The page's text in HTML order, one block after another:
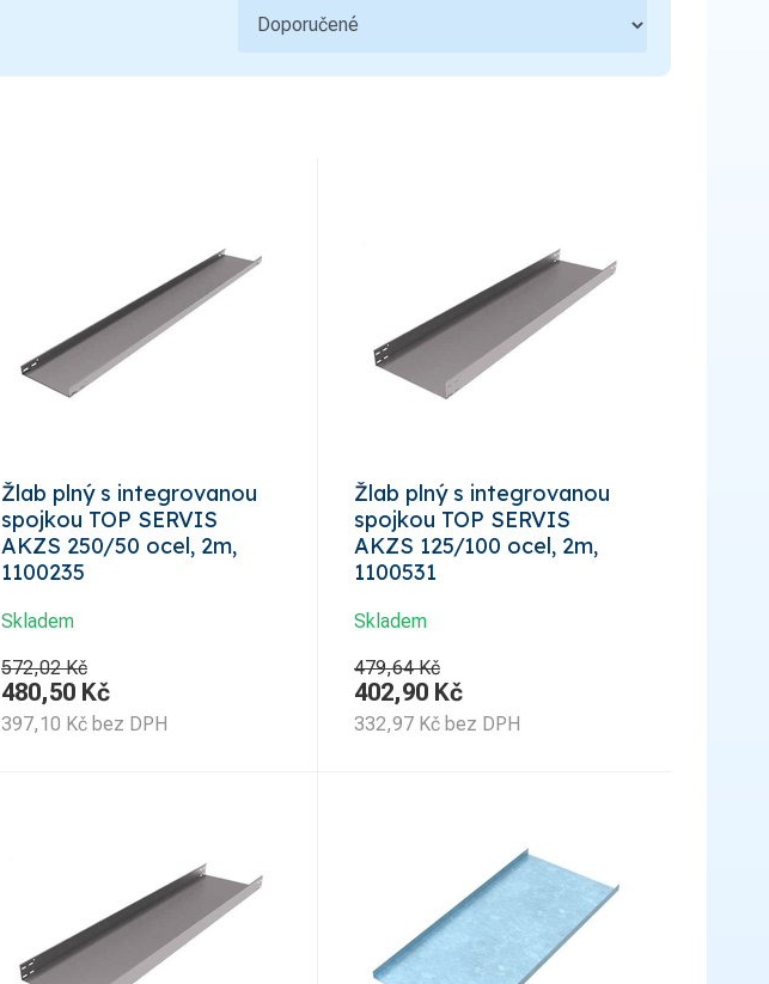
Žlab plný s integrovanou
spojkou TOP SERVIS
AKZS 250/50 ocel, 2m,
1100235
Skladem
572,02 Kč
480,50 Kč
397,10 Kč bez DPH
Žlab plný s integrovanou
spojkou TOP SERVIS
AKZS 125/100 ocel, 2m,
1100531
Skladem
479,64 Kč
402,90 Kč
332,97 Kč bez DPH